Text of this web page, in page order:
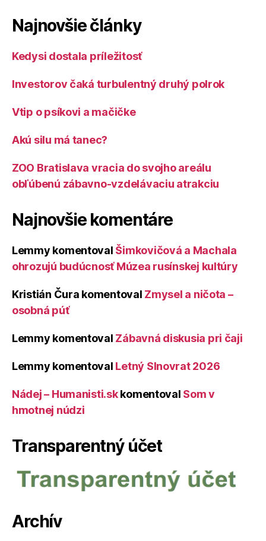
Najnovšie články
Kedysi dostala príležitosť
Investorov čaká turbulentný druhý polrok
Vtip o psíkovi a mačičke
Akú silu má tanec?
ZOO Bratislava vracia do svojho areálu
obľúbenú zábavno-vzdelávaciu atrakciu
Najnovšie komentáre
Lemmy komentoval Šimkovičová a Machala
ohrozujú budúcnosť Múzea rusínskej kultúry
Kristián Čura komentoval Zmysel a ničota –
osobná púť
Lemmy komentoval Zábavná diskusia pri čaji
Lemmy komentoval Letný Slnovrat 2026
Nádej – Humanisti.skkomentoval Som v
hmotnej núdzi
Transparentný účet
Archív